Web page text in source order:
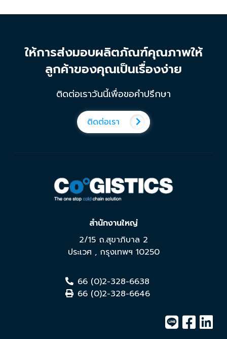
ให้การส่งมอบผลิตภัณฑ์คุณภาพให้
ลูกค้าของคุณเป็นเรื่องง่าย
ติดต่อเราวันนี้เพื่อขอคำปรึกษา
ติดต่อเรา
สำนักงานใหญ่
2/15 ถ.สุขาภิบาล 2
ประเวศ , กรุงเทพฯ 10250
66 (0)2-328-6638
66 (0)2-328-6646